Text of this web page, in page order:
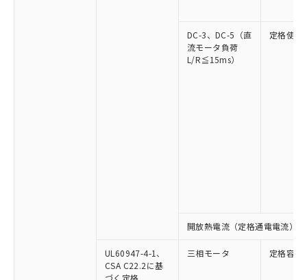
DC-3、DC-5（直
流モータ負荷
L/R≦15ms）
定格使用
開放熱電流（定格通電電流）
UL60947-4-1、
CSA C22.2に基
づく定格
三相モータ 定格容量